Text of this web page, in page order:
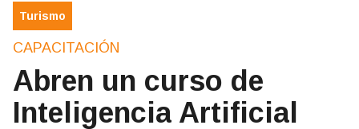
Turismo
CAPACITACIÓN
Abren un curso de
Inteligencia Artificial